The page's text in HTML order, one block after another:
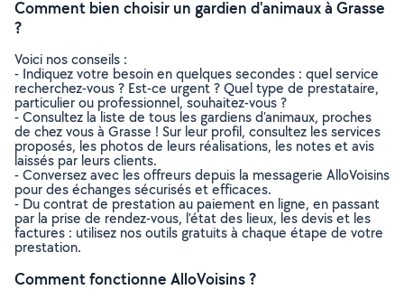
Comment bien choisir un gardien d'animaux à Grasse
?
Voici nos conseils :
- Indiquez votre besoin en quelques secondes : quel service
recherchez-vous ? Est-ce urgent ? Quel type de prestataire,
particulier ou professionnel, souhaitez-vous ?
- Consultez la liste de tous les gardiens d'animaux, proches
de chez vous à Grasse ! Sur leur profil, consultez les services
proposés, les photos de leurs réalisations, les notes et avis
laissés par leurs clients.
- Conversez avec les offreurs depuis la messagerie AlloVoisins
pour des échanges sécurisés et efficaces.
- Du contrat de prestation au paiement en ligne, en passant
par la prise de rendez-vous, l’état des lieux, les devis et les
factures : utilisez nos outils gratuits à chaque étape de votre
prestation.
Comment fonctionne AlloVoisins ?